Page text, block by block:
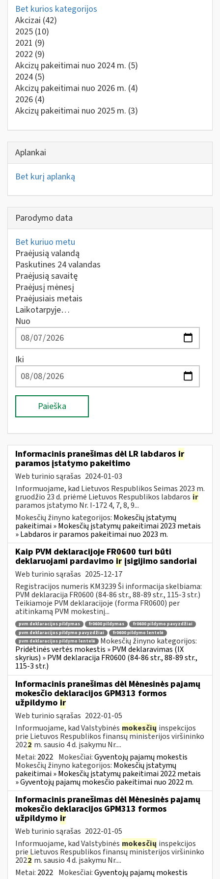
Bet kurios kategorijos
Akcizai (42)
2025 (10)
2021 (9)
2022 (9)
Akcizų pakeitimai nuo 2024 m. (5)
2024 (5)
Akcizų pakeitimai nuo 2026 m. (4)
2026 (4)
Akcizų pakeitimai nuo 2025 m. (3)
Aplankai
Bet kurį aplanką
Parodymo data
Bet kuriuo metu
Praėjusią valandą
Paskutines 24 valandas
Praėjusią savaitę
Praėjusį mėnesį
Praėjusiais metais
Laikotarpyje…
Nuo
Iki
Paieška
Informacinis pranešimas dėl LR labdaros ir
paramos įstatymo pakeitimo
Web turinio sąrašas 2024-01-03
Informuojame, kad Lietuvos Respublikos Seimas 2023 m.
gruodžio 23 d. priėmė Lietuvos Respublikos labdaros ir
paramos įstatymo Nr. I-172 4, 7, 8, 9...
Mokesčių žinyno kategorijos: Mokesčių įstatymų
pakeitimai » Mokesčių įstatymų pakeitimai 2023 metais
» Labdaros ir paramos pakeitimai nuo 2023 m.
Kaip PVM deklaracijoje FR0600 turi būti
deklaruojami pardavimo ir įsigijimo sandoriai
Web turinio sąrašas 2025-12-17
Registracijos numeris KM3239 Ši informacija skelbiama:
PVM deklaracija FR0600 (84-86 str., 88-89 str., 115-3 str.)
Teikiamoje PVM deklaracijoje (forma FR0600) per
atitinkamą PVM mokestinį...
pvm deklaracijos pildymas fr0600 pildymas
fr0600 pildymo pavyzdžiai
pvm deklaracijos pildymo pavyzdžiai
fr0600 pildymo lentelė
pvm deklaracijos pildymo lentelė
Mokesčių žinyno kategorijos:
Pridėtinės vertės mokestis » PVM deklaravimas (IX
skyrius) » PVM deklaracija FR0600 (84-86 str., 88-89 str.,
115-3 str.)
Informacinis pranešimas dėl Mėnesinės pajamų
mokesčio deklaracijos GPM313 formos
užpildymo ir
Web turinio sąrašas 2022-01-05
Informuojame, kad Valstybinės mokesčių inspekcijos
prie Lietuvos Respublikos finansų ministerijos viršininko
2022 m. sausio 4 d. įsakymu Nr....
Metai: 2022 Mokesčiai:Gyventojų pajamų mokestis
Mokesčių žinyno kategorijos: Mokesčių įstatymų
pakeitimai » Mokesčių įstatymų pakeitimai 2022 metais
» Gyventojų pajamų mokesčio pakeitimai nuo 2022 m.
Informacinis pranešimas dėl Mėnesinės pajamų
mokesčio deklaracijos GPM313 formos
užpildymo ir
Web turinio sąrašas 2022-01-05
Informuojame, kad Valstybinės mokesčių inspekcijos
prie Lietuvos Respublikos finansų ministerijos viršininko
2022 m. sausio 4 d. įsakymu Nr....
Metai: 2022 Mokesčiai:Gyventojų pajamų mokestis